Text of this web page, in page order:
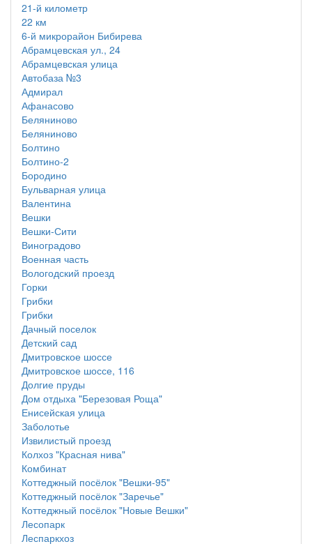
21-й километр
22 км
6-й микрорайон Бибирева
Абрамцевская ул., 24
Абрамцевская улица
Автобаза №3
Адмирал
Афанасово
Беляниново
Беляниново
Болтино
Болтино-2
Бородино
Бульварная улица
Валентина
Вешки
Вешки-Сити
Виноградово
Военная часть
Вологодский проезд
Горки
Грибки
Грибки
Дачный поселок
Детский сад
Дмитровское шоссе
Дмитровское шоссе, 116
Долгие пруды
Дом отдыха "Березовая Роща"
Енисейская улица
Заболотье
Извилистый проезд
Колхоз "Красная нива"
Комбинат
Коттеджный посёлок "Вешки-95"
Коттеджный посёлок "Заречье"
Коттеджный посёлок "Новые Вешки"
Лесопарк
Леспаркхоз